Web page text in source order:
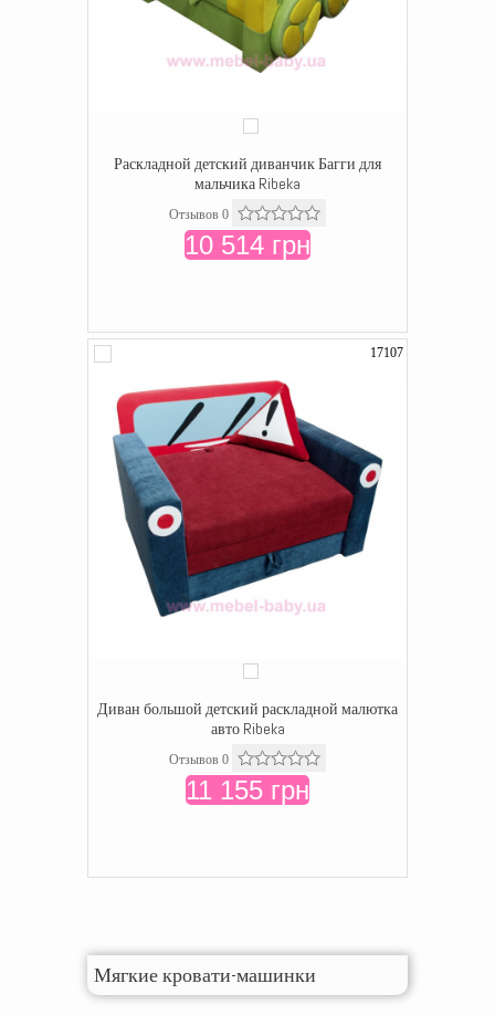
Раскладной детский диванчик Багги для
мальчика Ribeka
Отзывов 0
10 514 грн
17107
Диван большой детский раскладной малютка
авто Ribeka
Отзывов 0
11 155 грн
Мягкие кровати-машинки